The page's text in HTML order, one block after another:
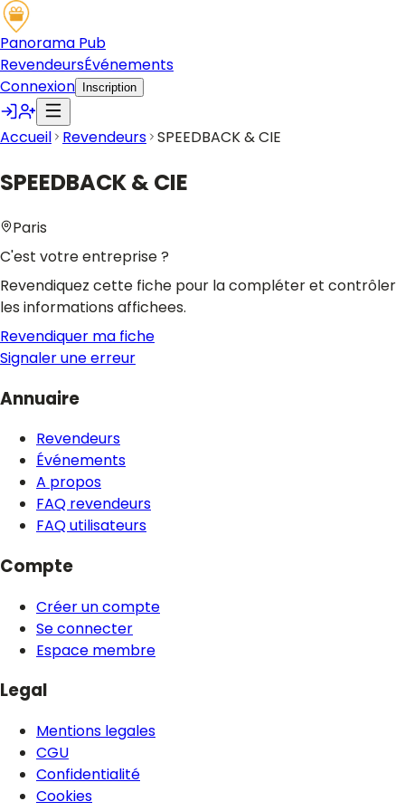
Panorama Pub
RevendeursÉvénements
Connexion
Inscription
Accueil Revendeurs SPEEDBACK & CIE
SPEEDBACK & CIE
Paris
C'est votre entreprise ?
Revendiquez cette fiche pour la compléter et contrôler
les informations affichees.
Revendiquer ma fiche
Signaler une erreur
Annuaire
Revendeurs
Événements
A propos
FAQ revendeurs
FAQ utilisateurs
Compte
Créer un compte
Se connecter
Espace membre
Legal
Mentions legales
CGU
Confidentialité
Cookies